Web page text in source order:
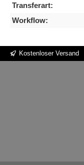
Transferart:
Workflow:
Kostenloser Versand